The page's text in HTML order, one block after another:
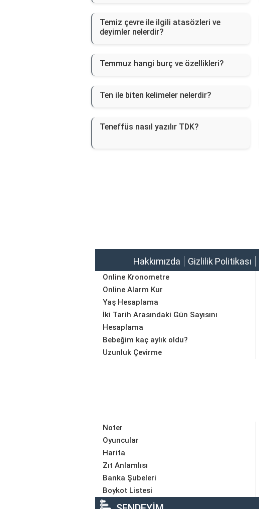
Temiz çevre ile ilgili atasözleri ve
deyimler nelerdir?
Temmuz hangi burç ve özellikleri?
Ten ile biten kelimeler nelerdir?
Teneffüs nasıl yazılır TDK?
Hakkımızda Gizlilik Politikası
Online Kronometre
Online Alarm Kur
Yaş Hesaplama
İki Tarih Arasındaki Gün Sayısını
Hesaplama
Bebeğim kaç aylık oldu?
Uzunluk Çevirme
Noter
Oyuncular
Harita
Zıt Anlamlısı
Banka Şubeleri
Boykot Listesi